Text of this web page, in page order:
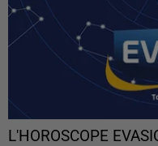
L'HOROSCOPE